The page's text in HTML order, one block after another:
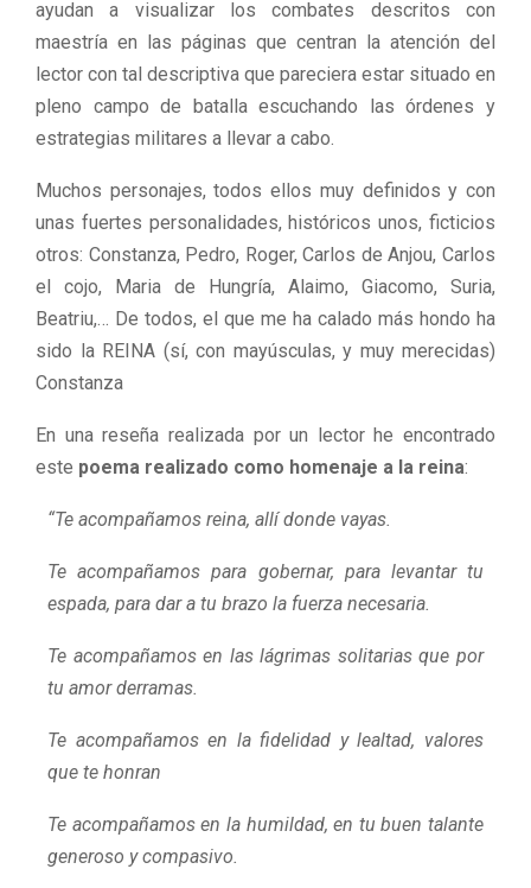
ayudan a visualizar los combates descritos con
maestría en las páginas que centran la atención del
lector con tal descriptiva que pareciera estar situado en
pleno campo de batalla escuchando las órdenes y
estrategias militares a llevar a cabo.
Muchos personajes, todos ellos muy definidos y con
unas fuertes personalidades, históricos unos, ficticios
otros: Constanza, Pedro, Roger, Carlos de Anjou, Carlos
el cojo, Maria de Hungría, Alaimo, Giacomo, Suria,
Beatriu,… De todos, el que me ha calado más hondo ha
sido la REINA (sí, con mayúsculas, y muy merecidas)
Constanza
En una reseña realizada por un lector he encontrado
este poema realizado como homenaje a la reina:
“Te acompañamos reina, allí donde vayas.
Te acompañamos para gobernar, para levantar tu
espada, para dar a tu brazo la fuerza necesaria.
Te acompañamos en las lágrimas solitarias que por
tu amor derramas.
Te acompañamos en la fidelidad y lealtad, valores
que te honran
Te acompañamos en la humildad, en tu buen talante
generoso y compasivo.